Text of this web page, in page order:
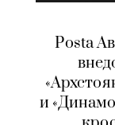
Posta
и